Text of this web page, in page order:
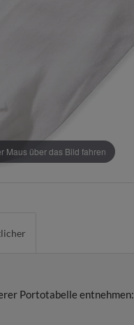
Maus über das Bild fahren
Portotabelle entnehmen: